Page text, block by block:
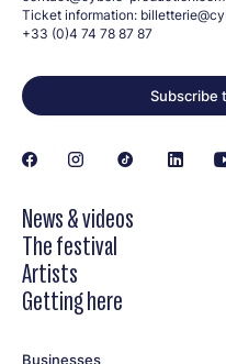
Paul Berne (dms)
Ticket information:
+33 (0)4 74 78 87 87
Subscribe
News & videos
The festival
Artists
Getting here
Businesses